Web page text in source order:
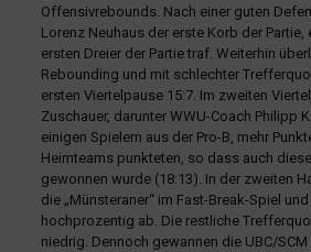
Offensivrebounds. Nach einer guten
Lorenz Neuhaus der erste Korb der Partie,
ersten Dreier der Partie traf. Weiterhin
Rebounding und mit schlechter
ersten Viertelpause 15:7. Im zweiten
Zuschauer, darunter WWU-Coach Philipp
einigen Spielern aus der Pro-B, mehr
Heimteams punkteten, so dass auch
gewonnen wurde (18:13). In der zweiten
die „Münsteraner“ im Fast-Break-Spiel
hochprozentig ab. Die restliche
niedrig. Dennoch gewannen die UBC/